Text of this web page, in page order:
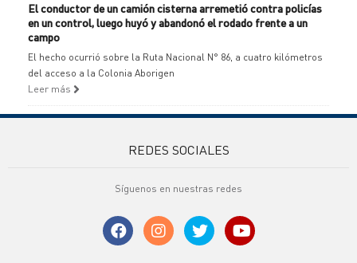
El conductor de un camión cisterna arremetió contra policías
en un control, luego huyó y abandonó el rodado frente a un
campo
El hecho ocurrió sobre la Ruta Nacional N° 86, a cuatro kilómetros
del acceso a la Colonia Aborigen
Leer más
REDES SOCIALES
Síguenos en nuestras redes